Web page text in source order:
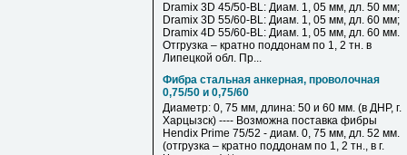
Dramix 3D 45/50-BL: Диам. 1, 05 мм, дл. 50 мм;
Dramix 3D 55/60-BL: Диам. 1, 05 мм, дл. 60 мм;
Dramix 4D 55/60-BL: Диам. 1, 05 мм, дл. 60 мм.
Отгрузка – кратно поддонам по 1, 2 тн. в
Липецкой обл. Пр...
Фибра стальная анкерная, проволочная
0,75/50 и 0,75/60
Диаметр: 0, 75 мм, длина: 50 и 60 мм. (в ДНР, г.
Харцызск) ---- Возможна поставка фибры
Hendix Prime 75/52 - диам. 0, 75 мм, дл. 52 мм.
(отгрузка – кратно поддонам по 1, 2 тн., в г.